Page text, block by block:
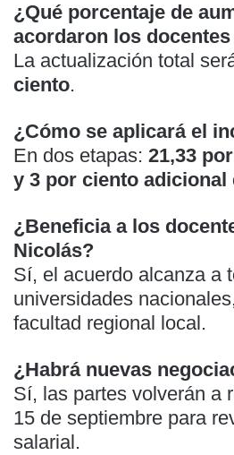
¿Qué porcentaje de
acordaron los
La actualización total
ciento.
¿Cómo se aplicará el
En dos etapas: 21,33
y 3 por ciento adicional
¿Beneficia a los
Nicolás?
Sí, el acuerdo alcanza a
universidades
facultad regional local.
¿Habrá nuevas
Sí, las partes volverán a
15 de septiembre para
salarial.